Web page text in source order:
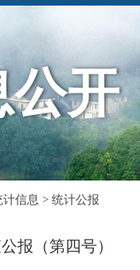
公开
计信息 > 统计公报
报（第四号）